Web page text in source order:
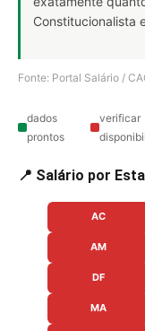
Constitucionalista
Fonte: Portal Salário /
dados
prontos
verificar
📍 Salário por
AC
AM
DF
MA